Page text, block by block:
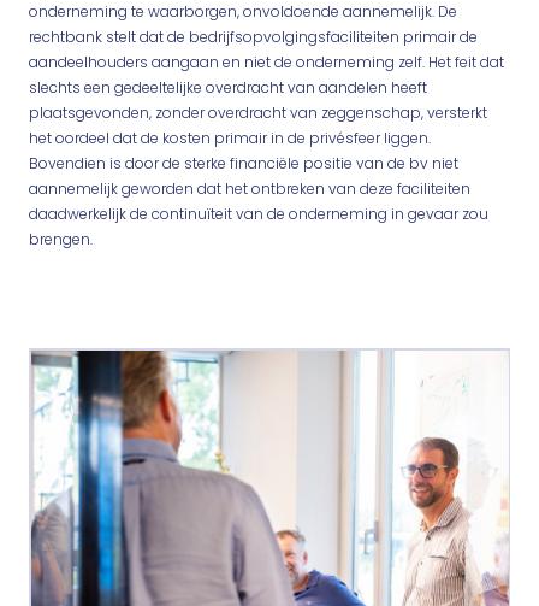
onderneming te waarborgen, onvoldoende aannemelijk. De
rechtbank stelt dat de bedrijfsopvolgingsfaciliteiten primair de
aandeelhouders aangaan en niet de onderneming zelf. Het feit dat
slechts een gedeeltelijke overdracht van aandelen heeft
plaatsgevonden, zonder overdracht van zeggenschap, versterkt
het oordeel dat de kosten primair in de privésfeer liggen.
Bovendien is door de sterke financiële positie van de bv niet
aannemelijk geworden dat het ontbreken van deze faciliteiten
daadwerkelijk de continuïteit van de onderneming in gevaar zou
brengen.